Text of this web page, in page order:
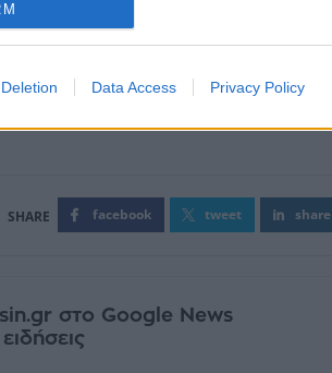
Data Access Privacy Policy
facebook tweet share
στο Google News